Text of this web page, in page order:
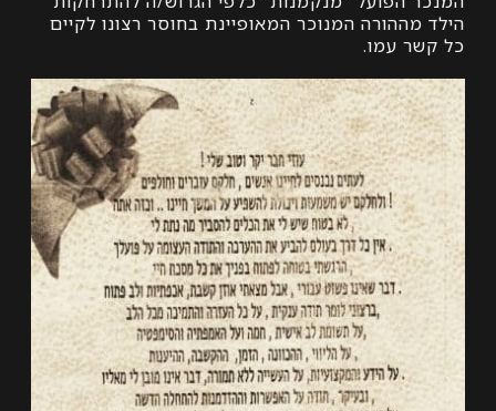
המנוכר המאופיינת בחוסר רצונו לקיים
עמו.